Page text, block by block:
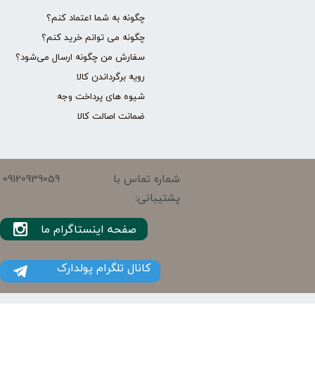
چگونه به شما اعتماد کنم؟
چگونه می توانم خرید کنم؟
سفارش من چگونه ارسال می‌شود؟
رویه برگرداندن کالا
شیوه های پرداخت وجه
ضمانت اصالت کالا
شماره تماس با
پشتیبانی:
09120939059
کانال تلگرام پولدارک
صفحه اینستاگرام ما